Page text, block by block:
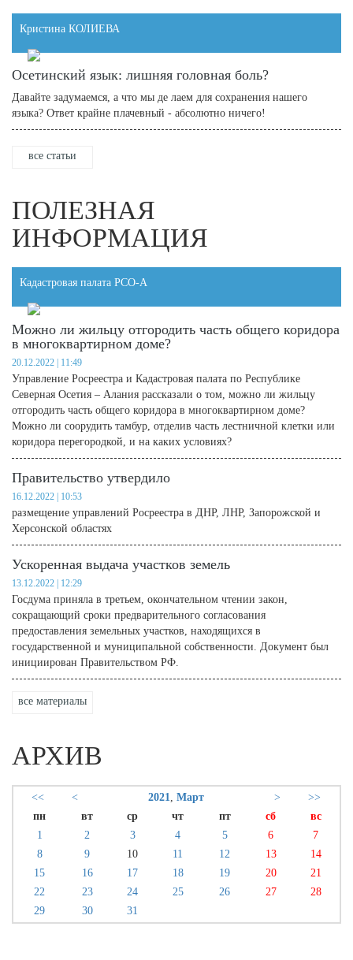
Кристина КОЛИЕВА
Осетинский язык: лишняя головная боль?
Давайте задумаемся, а что мы де лаем для сохранения нашего
языка? Ответ крайне плачевный - абсолютно ничего!
все статьи
ПОЛЕЗНАЯ
ИНФОРМАЦИЯ
Кадастровая палата РСО-А
Можно ли жильцу отгородить часть общего коридора
в многоквартирном доме?
20.12.2022 | 11:49
Управление Росреестра и Кадастровая палата по Республике
Северная Осетия – Алания рассказали о том, можно ли жильцу
отгородить часть общего коридора в многоквартирном доме?
Можно ли соорудить тамбур, отделив часть лестничной клетки или
коридора перегородкой, и на каких условиях?
Правительство утвердило
16.12.2022 | 10:53
размещение управлений Росреестра в ДНР, ЛНР, Запорожской и
Херсонской областях
Ускоренная выдача участков земель
13.12.2022 | 12:29
Госдума приняла в третьем, окончательном чтении закон,
сокращающий сроки предварительного согласования
предоставления земельных участков, находящихся в
государственной и муниципальной собственности. Документ был
инициирован Правительством РФ.
все материалы
АРХИВ
<< < 2021, Март >
>>
пн
вт ср чт пт сб
вс
1
2 3 4 5 6
7
8
9 10 11 12 13
14
15
16 17 18 19 20
21
22
23 24 25 26 27
28
29
30 31